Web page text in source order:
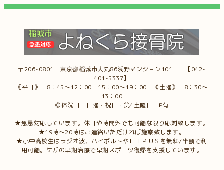
〒206-0801 東京都稲城市大丸86浅野マンション101 【042-
401-5337】
《平日》 8：45～12：00 15：00～19：00 《土曜》 8：30～
13：00
◎休院日 日曜・祝日・第4土曜日 P有
★急患対応しています。休日や時間外でも可能な限り応対致します。
★19時～20時はご連絡いただければ施療致します。
★小中高校生はラジオ波、ハイボルトやＬＩＰＵＳを無料/半額で利
用可能。ケガの早期治療で早期スポーツ復帰を支援しています。